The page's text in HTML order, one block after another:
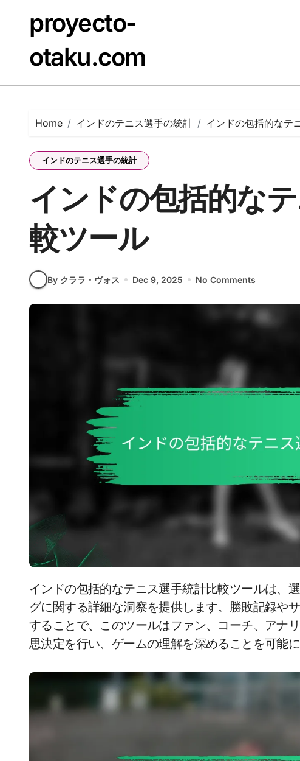
proyecto-
otaku.com
Home インドのテニス選手の統計 インドの包括的なテ
インドのテニス選手の統計
インドの包括的な
較ツール
By クララ・ヴォス Dec 9, 2025 No Comments
インドの包括的なテニス選手統計比較ツールは、選手のパフォーマンス、試合履歴、ランキン
グに関する詳細な洞察を提供します。勝敗記録や
することで、このツールはファン、コーチ、アナ
思決定を行い、ゲームの理解を深めることを可能に